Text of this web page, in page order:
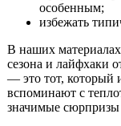
особенным;
избежать
В наших
сезона и лайфхаки
— это тот, который
вспоминают с
значимые